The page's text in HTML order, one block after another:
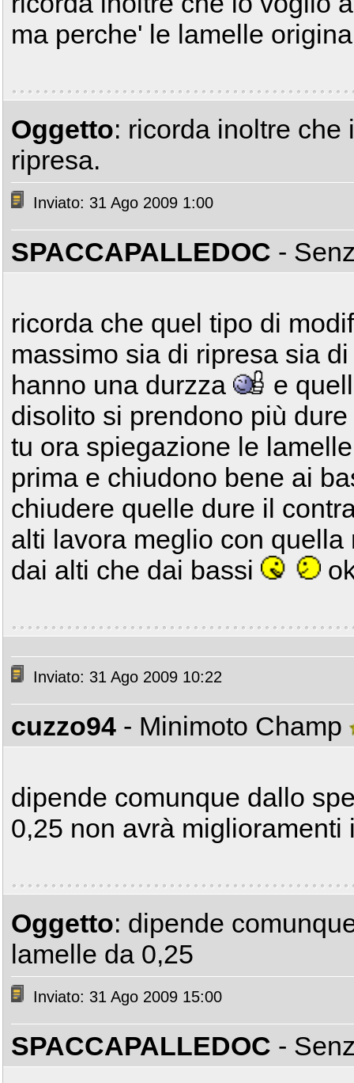
ma perche' le lamelle
Oggetto: ricorda inoltre
ripresa.
Inviato: 31 Ago 2009 1:00
SPACCAPALLEDOC -
ricorda che quel tipo di
massimo sia di ripresa sia
hanno una durzza
e
disolito si prendono più
tu ora spiegazione le
prima e chiudono bene ai
chiudere quelle dure il
alti lavora meglio con
dai alti che dai bassi
Inviato: 31 Ago 2009 10:22
cuzzo94 - Minimoto Champ
dipende comunque dallo
0,25 non avrà miglioramenti
Oggetto: dipende
lamelle da 0,25
Inviato: 31 Ago 2009 15:00
SPACCAPALLEDOC -